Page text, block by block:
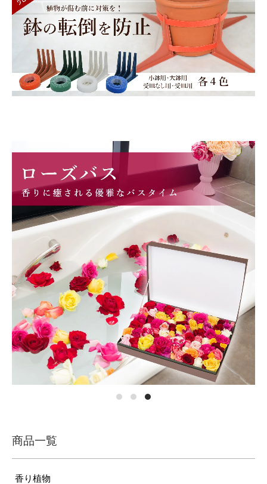
商品一覧
香り植物